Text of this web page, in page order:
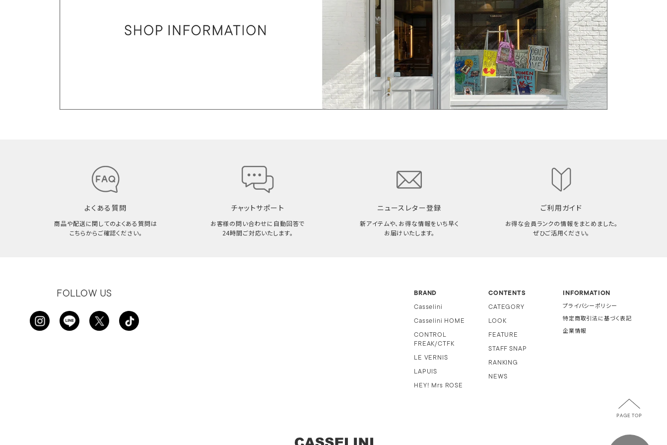
よくある質問
商品や配送に関してのよくある質問は
こちらからご確認ください。
チャットサポート
お客様の問い合わせに自動回答で
24時間ご対応いたします。
ニュースレター登録
新アイテムや、お得な情報をいち早く
お届けいたします。
ご利用ガイド
お得な会員ランクの情報をまとめました。
ぜひご活用ください。
FOLLOW US BRAND
Casselini
Casselini HOME
CONTROL
FREAK/CTFK
LE VERNIS
LAPUIS
HEY! Mrs ROSE
CONTENTS
CATEGORY
LOOK
FEATURE
STAFF SNAP
RANKING
NEWS
INFORMATION
プライバシーポリシー
特定商取引法に基づく表記
企業情報
PAGE TOP